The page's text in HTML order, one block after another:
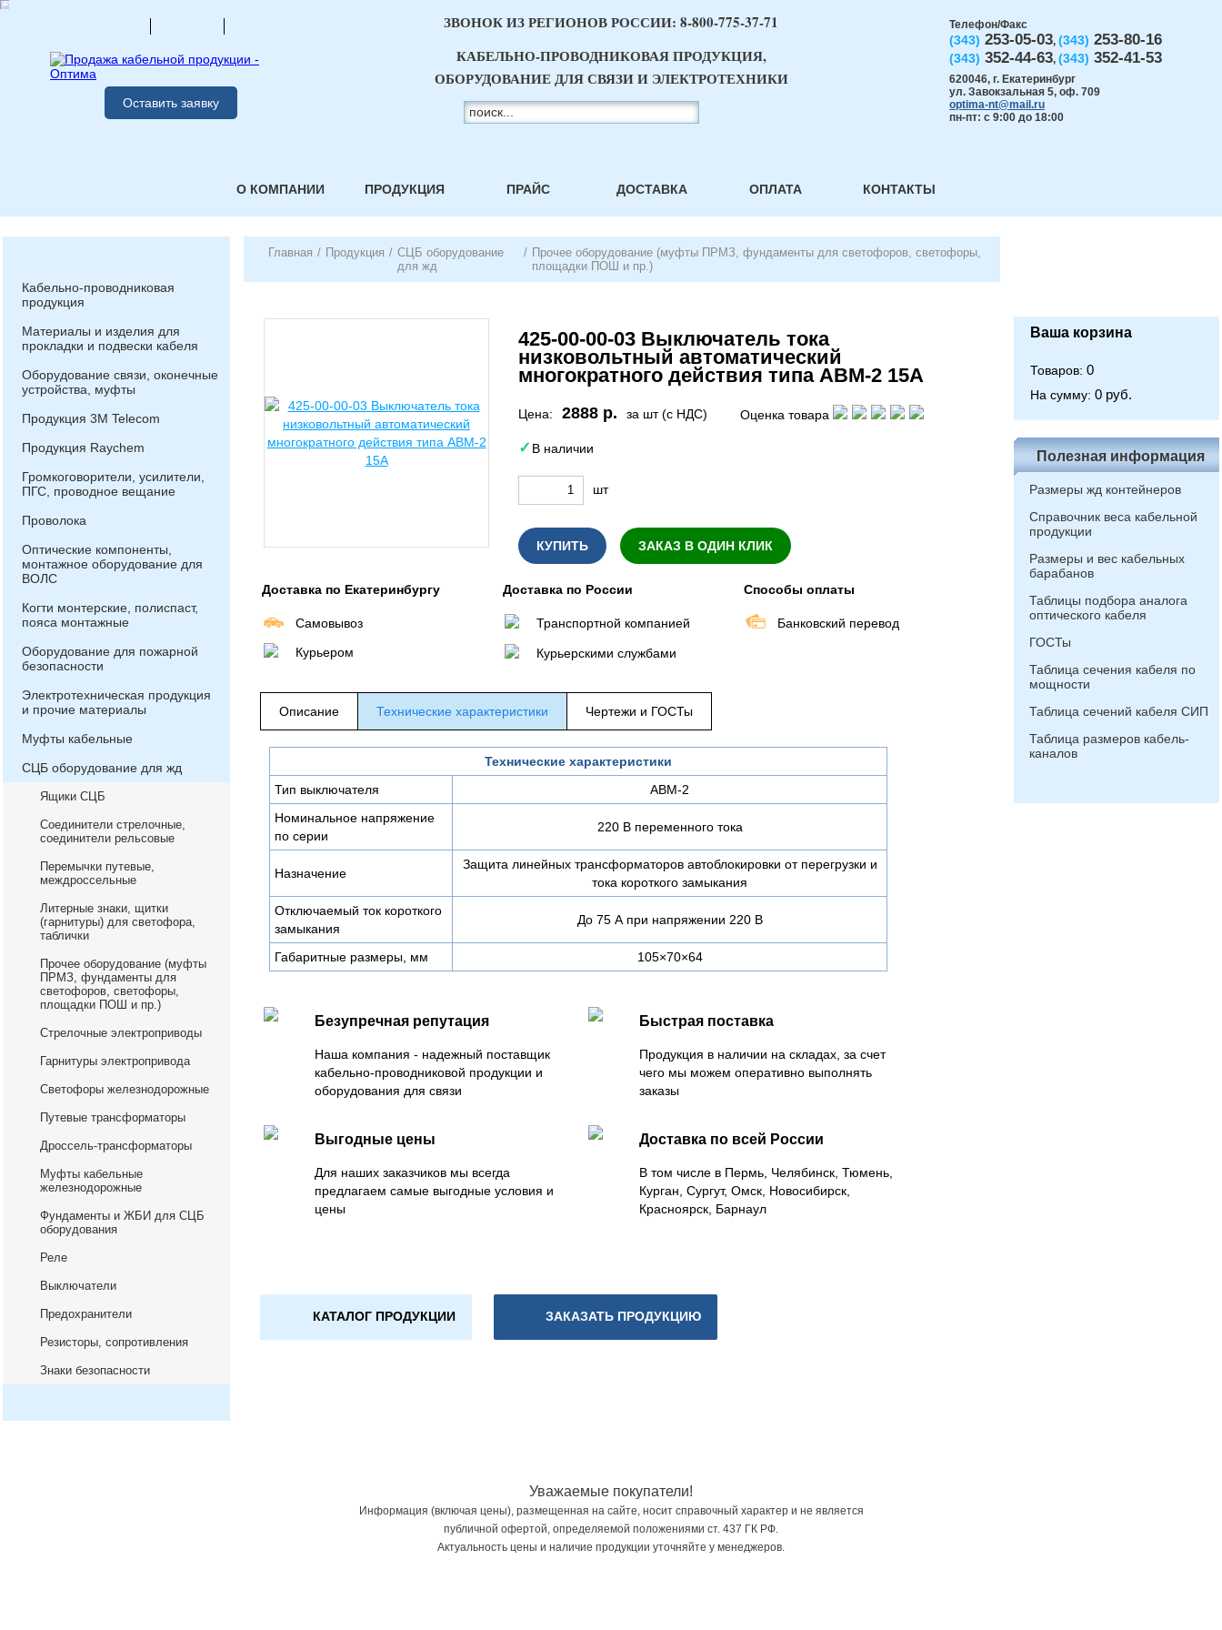
Оставить заявку
Телефон/Факс
(343) 253-05-03, (343) 253-80-16
(343) 352-44-63, (343) 352-41-53
620046, г. Екатеринбург
ул. Завокзальная 5, оф. 709
optima-nt@mail.ru
пн-пт: с 9:00 до 18:00
ЗВОНОК ИЗ РЕГИОНОВ РОССИИ: 8-800-775-37-71
КАБЕЛЬНО-ПРОВОДНИКОВАЯ ПРОДУКЦИЯ,
ОБОРУДОВАНИЕ ДЛЯ СВЯЗИ И ЭЛЕКТРОТЕХНИКИ
О КОМПАНИИ ПРОДУКЦИЯ ПРАЙС ДОСТАВКА ОПЛАТА КОНТАКТЫ
Кабельно-проводниковая
продукция
Материалы и изделия для
прокладки и подвески кабеля
Оборудование связи, оконечные
устройства, муфты
Продукция 3М Telecom
Продукция Raychem
Громкоговорители, усилители,
ПГС, проводное вещание
Проволока
Оптические компоненты,
монтажное оборудование для
ВОЛС
Когти монтерские, полиспаст,
пояса монтажные
Оборудование для пожарной
безопасности
Электротехническая продукция
и прочие материалы
Муфты кабельные
СЦБ оборудование для жд
Ящики СЦБ
Соединители стрелочные,
соединители рельсовые
Перемычки путевые,
междроссельные
Литерные знаки, щитки
(гарнитуры) для светофора,
таблички
Прочее оборудование (муфты
ПРМЗ, фундаменты для
светофоров, светофоры,
площадки ПОШ и пр.)
Стрелочные электроприводы
Гарнитуры электропривода
Светофоры железнодорожные
Путевые трансформаторы
Дроссель-трансформаторы
Муфты кабельные
железнодорожные
Фундаменты и ЖБИ для СЦБ
оборудования
Реле
Выключатели
Предохранители
Резисторы, сопротивления
Знаки безопасности
Главная / Продукция / СЦБ оборудование
для жд
/ Прочее оборудование (муфты ПРМЗ, фундаменты для светофоров, светофоры,
площадки ПОШ и пр.)
425-00-00-03 Выключатель тока
низковольтный автоматический
многократного действия типа АВМ-2 15А
Цена: 2888 р. за шт (с НДС) Оценка товара
В наличии
шт
КУПИТЬ ЗАКАЗ В ОДИН КЛИК
Доставка по Екатеринбургу
Самовывоз
Курьером
Доставка по России
Транспортной компанией
Курьерскими службами
Способы оплаты
Банковский перевод
Описание Технические характеристики Чертежи и ГОСТы
Технические характеристики
Тип выключателя
АВМ-2
Номинальное напряжение
по серии
220 В переменного тока
Назначение
Защита линейных трансформаторов автоблокировки от перегрузки и
тока короткого замыкания
Отключаемый ток короткого
замыкания
До 75 А при напряжении 220 В
Габаритные размеры, мм 105×70×64
Безупречная репутация
Наша компания - надежный поставщик
кабельно-проводниковой продукции и
оборудования для связи
Быстрая поставка
Продукция в наличии на складах, за счет
чего мы можем оперативно выполнять
заказы
Выгодные цены
Для наших заказчиков мы всегда
предлагаем самые выгодные условия и
цены
Доставка по всей России
В том числе в Пермь, Челябинск, Тюмень,
Курган, Сургут, Омск, Новосибирск,
Красноярск, Барнаул
КАТАЛОГ ПРОДУКЦИИ ЗАКАЗАТЬ ПРОДУКЦИЮ
Ваша корзина
Товаров: 0
На сумму: 0 руб.
Полезная информация
Размеры жд контейнеров
Справочник веса кабельной
продукции
Размеры и вес кабельных
барабанов
Таблицы подбора аналога
оптического кабеля
ГОСТы
Таблица сечения кабеля по
мощности
Таблица сечений кабеля СИП
Таблица размеров кабель-
каналов
Уважаемые покупатели!
Информация (включая цены), размещенная на сайте, носит справочный характер и не является
публичной офертой, определяемой положениями ст. 437 ГК РФ.
Актуальность цены и наличие продукции уточняйте у менеджеров.